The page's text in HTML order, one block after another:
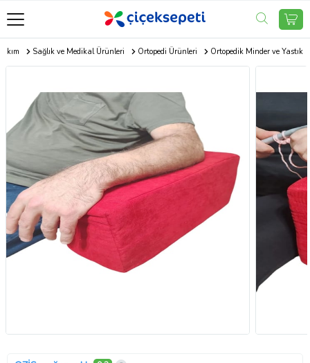
Sağlık ve Medikal Ürünleri Ortopedi Ürünleri Ortopedik Minder ve Yastık